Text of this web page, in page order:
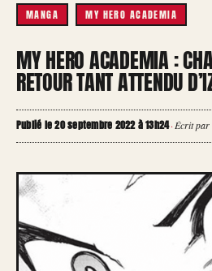
MANGA MY HERO ACADEMIA
MY HERO ACADEMIA :
RETOUR TANT ATTENDU
Publié le 20 septembre 2022 à 13h24·Écrit par